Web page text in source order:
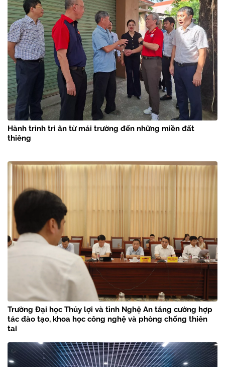
Hành trình tri ân từ mái trường đến những miền đất
thiêng
Trường Đại học Thủy lợi và tỉnh Nghệ An tăng cường hợp
tác đào tạo, khoa học công nghệ và phòng chống thiên
tai